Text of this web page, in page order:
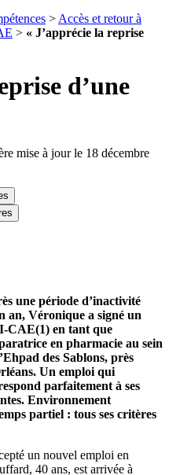
>Accès et retour à
> « J’apprécie la reprise
d’une
mise à jour le 18 décembre
une période d’inactivité
an, Véronique a signé un
CAE(1) en tant que
en pharmacie au sein
des Sablons, près
Un emploi qui
parfaitement à ses
Environnement
partiel : tous ses critères
un nouvel emploi en
40 ans, est arrivée à